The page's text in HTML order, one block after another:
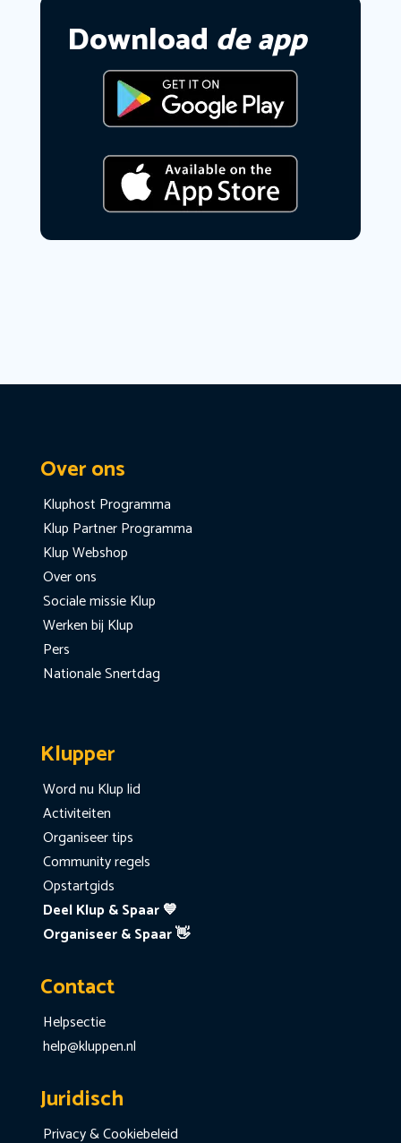
Download de app
Over ons
Kluphost Programma
Klup Partner Programma
Klup Webshop
Over ons
Sociale missie Klup
Werken bij Klup
Pers
Nationale Snertdag
Klupper
Word nu Klup lid
Activiteiten
Organiseer tips
Community regels
Opstartgids
Deel Klup & Spaar 💙
Organiseer & Spaar 👋
Contact
Helpsectie
help@kluppen.nl
Juridisch
Privacy & Cookiebeleid